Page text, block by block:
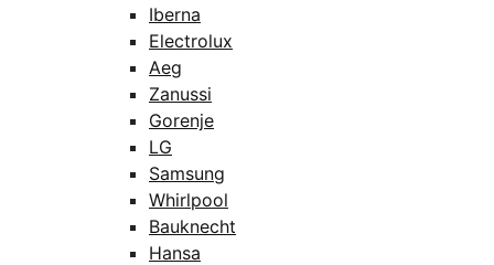
Iberna
Electrolux
Aeg
Zanussi
Gorenje
LG
Samsung
Whirlpool
Bauknecht
Hansa